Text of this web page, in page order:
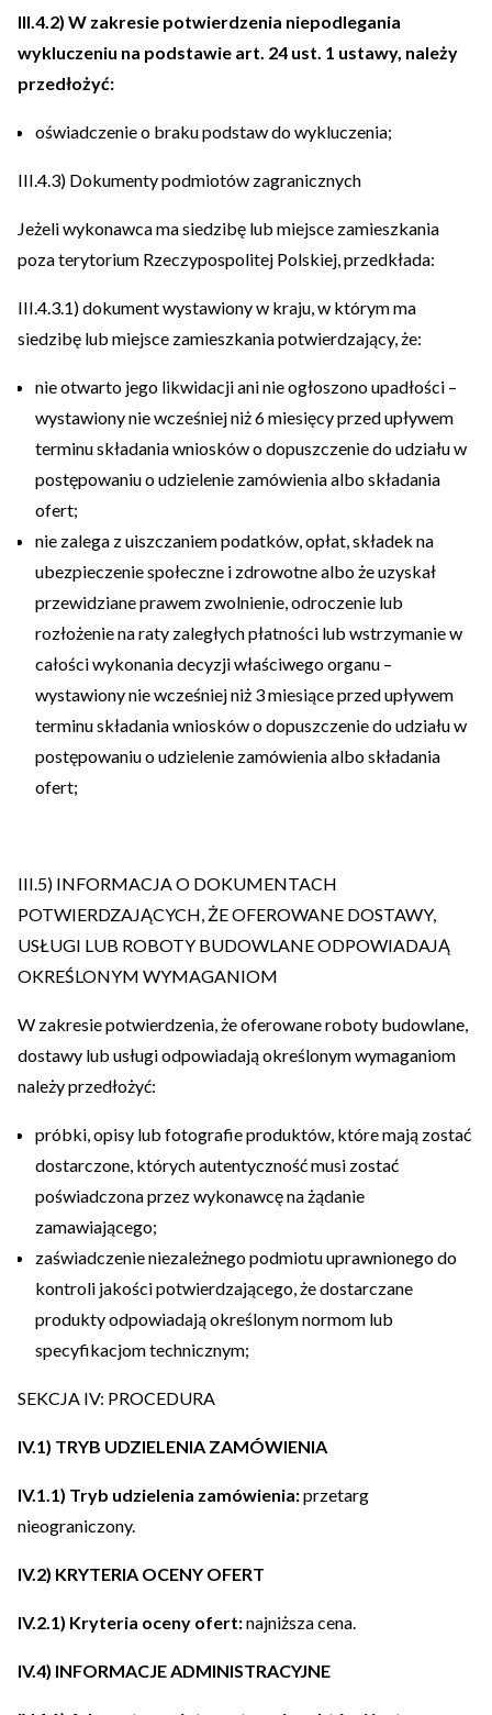
III.4.2) W zakresie potwierdzenia niepodlegania
wykluczeniu na podstawie art. 24 ust. 1 ustawy, należy
przedłożyć:
oświadczenie o braku podstaw do wykluczenia;
III.4.3) Dokumenty podmiotów zagranicznych
Jeżeli wykonawca ma siedzibę lub miejsce zamieszkania
poza terytorium Rzeczypospolitej Polskiej, przedkłada:
III.4.3.1) dokument wystawiony w kraju, w którym ma
siedzibę lub miejsce zamieszkania potwierdzający, że:
nie otwarto jego likwidacji ani nie ogłoszono upadłości –
wystawiony nie wcześniej niż 6 miesięcy przed upływem
terminu składania wniosków o dopuszczenie do udziału w
postępowaniu o udzielenie zamówienia albo składania
ofert;
nie zalega z uiszczaniem podatków, opłat, składek na
ubezpieczenie społeczne i zdrowotne albo że uzyskał
przewidziane prawem zwolnienie, odroczenie lub
rozłożenie na raty zaległych płatności lub wstrzymanie w
całości wykonania decyzji właściwego organu –
wystawiony nie wcześniej niż 3 miesiące przed upływem
terminu składania wniosków o dopuszczenie do udziału w
postępowaniu o udzielenie zamówienia albo składania
ofert;
III.5) INFORMACJA O DOKUMENTACH
POTWIERDZAJĄCYCH, ŻE OFEROWANE DOSTAWY,
USŁUGI LUB ROBOTY BUDOWLANE ODPOWIADAJĄ
OKREŚLONYM WYMAGANIOM
W zakresie potwierdzenia, że oferowane roboty budowlane,
dostawy lub usługi odpowiadają określonym wymaganiom
należy przedłożyć:
próbki, opisy lub fotografie produktów, które mają zostać
dostarczone, których autentyczność musi zostać
poświadczona przez wykonawcę na żądanie
zamawiającego;
zaświadczenie niezależnego podmiotu uprawnionego do
kontroli jakości potwierdzającego, że dostarczane
produkty odpowiadają określonym normom lub
specyfikacjom technicznym;
SEKCJA IV: PROCEDURA
IV.1) TRYB UDZIELENIA ZAMÓWIENIA
IV.1.1) Tryb udzielenia zamówienia:przetarg
nieograniczony.
IV.2) KRYTERIA OCENY OFERT
IV.2.1) Kryteria oceny ofert:najniższa cena.
IV.4) INFORMACJE ADMINISTRACYJNE